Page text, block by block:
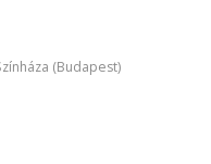
(Budapest)